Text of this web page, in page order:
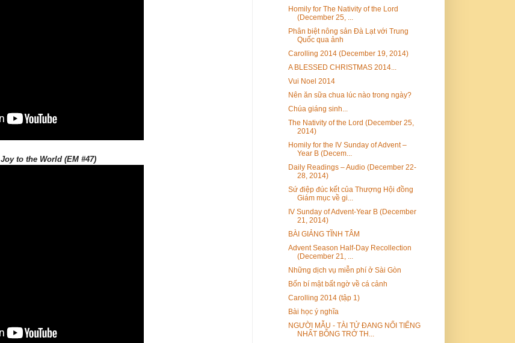
Joy to the World (EM #47)
Homily for The Nativity of the Lord
(December 25, ...
Phân biệt nông sản Đà Lạt với Trung
Quốc qua ảnh
Carolling 2014 (December 19, 2014)
A BLESSED CHRISTMAS 2014...
Vui Noel 2014
Nên ăn sữa chua lúc nào trong ngày?
Chúa giáng sinh...
The Nativity of the Lord (December 25,
2014)
Homily for the IV Sunday of Advent –
Year B (Decem...
Daily Readings – Audio (December 22-
28, 2014)
Sứ điệp đúc kết của Thượng Hội đồng
Giám mục về gi...
IV Sunday of Advent-Year B (December
21, 2014)
BÀI GIẢNG TĨNH TÂM
Advent Season Half-Day Recollection
(December 21, ...
Những dịch vụ miễn phí ở Sài Gòn
Bốn bí mật bất ngờ về cá cảnh
Carolling 2014 (tập 1)
Bài học ý nghĩa
NGƯỜI MẪU - TÀI TỬ ĐANG NỔI TIẾNG
NHẤT BỖNG TRỞ TH...